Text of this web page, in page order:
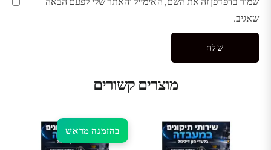
שאגיב.
מוצרים קשורים
בהזמנה מראש